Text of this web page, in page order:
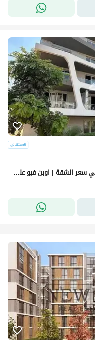
شقة بنصف سعرها ! خصم اكتر من 48% علي سعر الشقة | اوبن فيو علي لاند سكيب - لوكيشن ممتاز لكمبوند زيزينا المستقبل وبالقرب من مدينتي , الرحاب